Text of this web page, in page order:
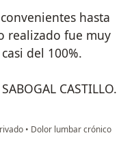
hasta
realizado fue muy
del 100%.
CASTILLO.
• Dolor lumbar crónico